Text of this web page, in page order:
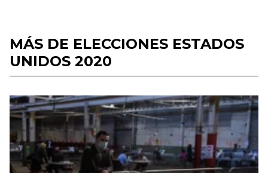
MÁS DE ELECCIONES ESTADOS
UNIDOS 2020